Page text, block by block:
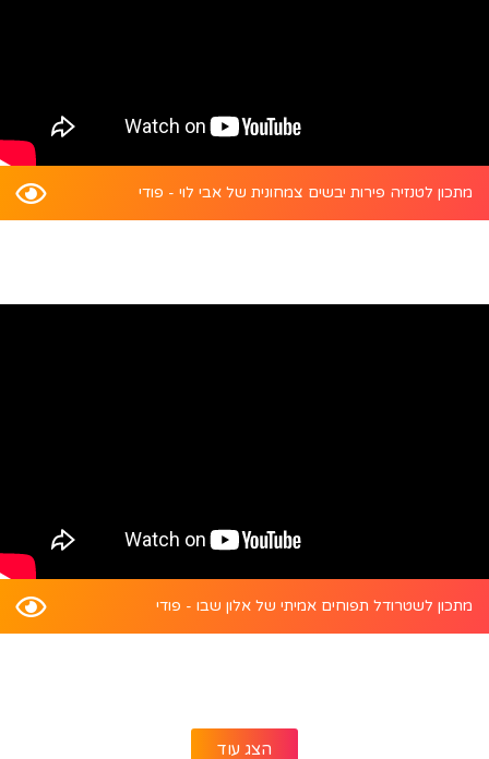
מתכון לטנזיה פירות יבשים צמחונית של אבי לוי - פודי
מתכון לשטרודל תפוחים אמיתי של אלון שבו - פודי
הצג עוד